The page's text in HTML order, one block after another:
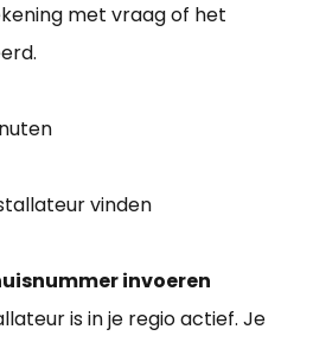
met vraag of het
vinden
invoeren
is in je regio actief. Je